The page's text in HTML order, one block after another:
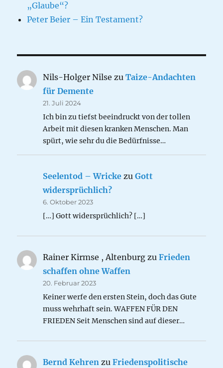
„Glaube“?
Peter Beier – Ein Testament?
Nils-Holger Nilse zuTaize-Andachten
für Demente
21. Juli 2024
Ich bin zu tiefst beeindruckt von der tollen
Arbeit mit diesen kranken Menschen. Man
spürt, wie sehr du die Bedürfnisse…
Seelentod – Wricke zuGott
widersprüchlich?
6. Oktober 2023
[…] Gott widersprüchlich? […]
Rainer Kirmse , Altenburg zuFrieden
schaffen ohne Waffen
20. Februar 2023
Keiner werfe den ersten Stein, doch das Gute
muss wehrhaft sein. WAFFEN FÜR DEN
FRIEDEN Seit Menschen sind auf dieser…
Bernd Kehren zuFriedenspolitische